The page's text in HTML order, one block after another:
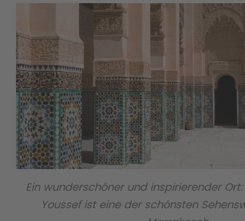
Ein wunderschöner und inspirierender
Youssef ist eine der schönsten